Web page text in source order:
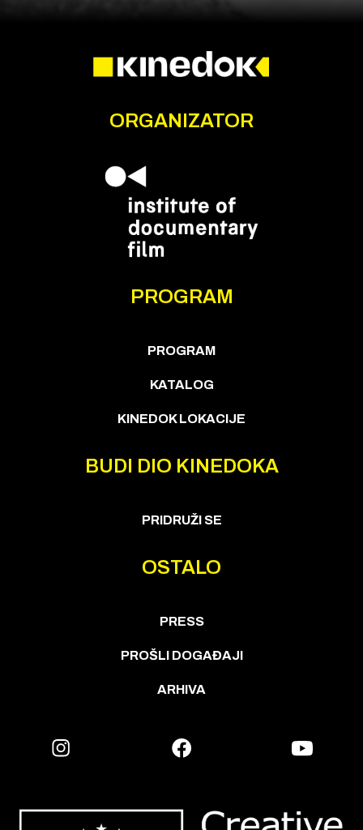
ORGANIZATOR
PROGRAM
PROGRAM
KATALOG
KINEDOK LOKACIJE
BUDI DIO KINEDOKA
PRIDRUŽI SE
OSTALO
PRESS
PROŠLI DOGAĐAJI
ARHIVA